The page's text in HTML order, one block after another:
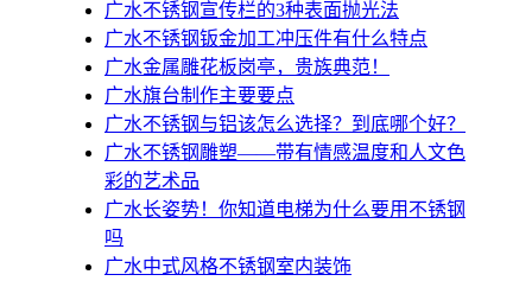
广水不锈钢宣传栏的3种表面抛光法
广水不锈钢钣金加工冲压件有什么特点
广水金属雕花板岗亭，贵族典范！
广水旗台制作主要要点
广水不锈钢与铝该怎么选择？到底哪个好？
广水不锈钢雕塑——带有情感温度和人文色
彩的艺术品
广水​长姿势！你知道电梯为什么要用不锈钢
吗
广水中式风格不锈钢室内装饰